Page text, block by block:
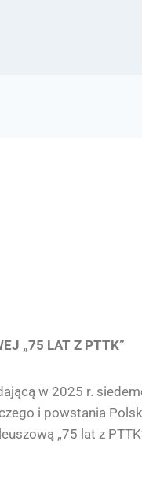
„75 LAT Z PTTK”
w 2025 r.
i powstania
„75 lat z